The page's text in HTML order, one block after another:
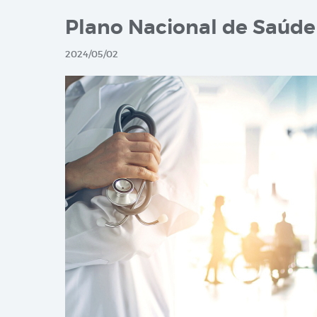
Plano Nacional de
2024/05/02